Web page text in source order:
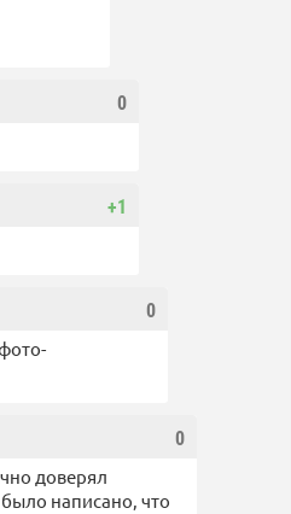
0
+1
0
0
доверял
написано, что